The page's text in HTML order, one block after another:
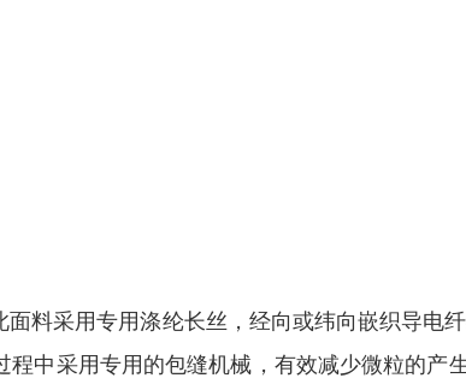
料采用专用涤纶长丝，经向或纬向嵌织导电
中采用专用的包缝机械，有效减少微粒的产